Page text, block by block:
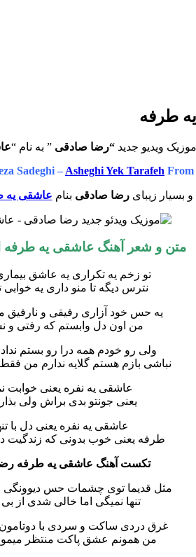
طرفه
ویدیو جدید “رضا صادقی ” به نام “
Sadeghi – Asheghi Yek Tarafeh From
بسیار زیبای رضا صادقی بنام عاشقى يه
متن و شعر آهنگعاشقى يه طرفه
تو زخم یه تکراری یه عاشق
نترس دیگه تا منو داری یه خوابی
یه حس خود آزاری رفیقی و نارفیق
من اون دل وابستم که رفتی و
ولی رو خودم همه درا رو بستم
نباشی بازم هستم گلایه ندارم من
عاشقی یه نفره یعنی خوابت
یعنی جونتو بدی براش ولی
عاشقی یه نفره یعنی دل با
طرفه یعنی خوب بدونی که زندگیت
تکست آهنگ عاشقی یه طرفه
مثل قدیما توی چشمات حس دیوونگی
تنها نمیگی اما خالی شدی از
غرق دردی ساکت و سردی با
من همونم عشق پاکت منتظر